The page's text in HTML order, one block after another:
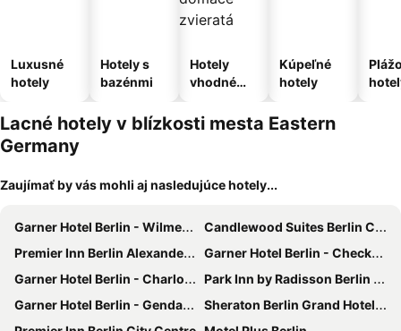
Luxusné
hotely
Hotely s
bazénmi
Hotely
vhodné
domáce
zvieratá
Kúpeľné
hotely
Lacné hotely v blízkosti mesta Eastern
Germany
Zaujímať by vás mohli aj nasledujúce hotely...
Garner Hotel Berlin - Wilmersdorf By Ihg
Candlewood Suites Berlin Charlottenburg
Premier Inn Berlin Alexanderplatz hotel
Garner Hotel Berlin - Checkpoint Charlie By Ihg
Garner Hotel Berlin - Charlottenburg by IHG
Park Inn by Radisson Berlin Alexanderplatz
Garner Hotel Berlin - Gendarmenmarkt By Ihg
Sheraton Berlin Grand Hotel Esplanade